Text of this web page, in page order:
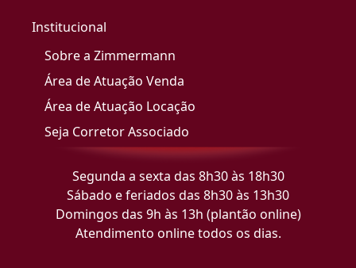
Institucional
Sobre a Zimmermann
Área de Atuação Venda
Área de Atuação Locação
Seja Corretor Associado
Segunda a sexta das 8h30 às 18h30
Sábado e feriados das 8h30 às 13h30
Domingos das 9h às 13h (plantão online)
Atendimento online todos os dias.